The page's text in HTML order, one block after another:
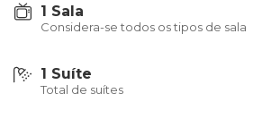
1 Sala
Considera-se todos os tipos de sala
1 Suíte
Total de suítes